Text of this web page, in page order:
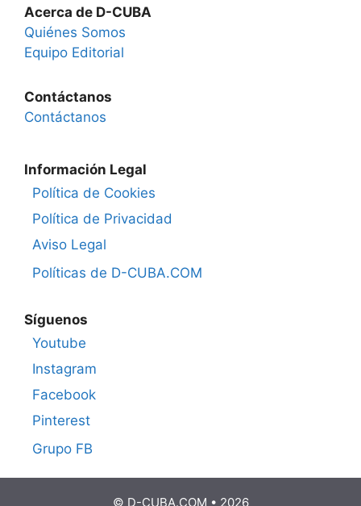
Acerca de D-CUBA
Quiénes Somos
Equipo Editorial
Contáctanos
Contáctanos
Información Legal
Política de Cookies
Política de Privacidad
Aviso Legal
Políticas de D-CUBA.COM
Síguenos
Youtube
Instagram
Facebook
Pinterest
Grupo FB
© D-CUBA.COM • 2026